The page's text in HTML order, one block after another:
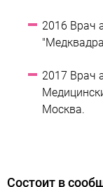
2016 Врач
2017 Врач
Москва.
Состоит в